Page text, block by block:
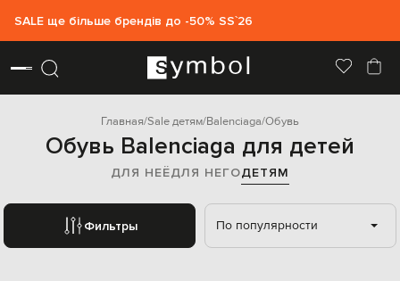
SALE ще більше брендів до -50% SS`26
Главная Sale детям Balenciaga Обувь
Обувь Balenciaga для детей
ДЛЯ НЕЁДЛЯ НЕГОДЕТЯМ
Фильтры По популярности